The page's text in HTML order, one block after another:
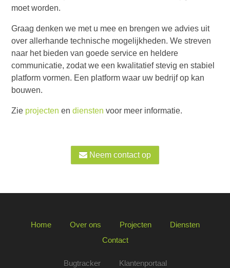
moet worden.
Graag denken we met u mee en brengen we advies uit
over allerhande technische mogelijkheden. We streven
naar het bieden van goede service en heldere
communicatie, zodat we een kwalitatief stevig en stabiel
platform vormen. Een platform waar uw bedrijf op kan
bouwen.
Zie projecten endiensten voor meer informatie.
Neem contact op
Home Over ons Projecten
Diensten
Contact
Bugtracker Klantenportaal